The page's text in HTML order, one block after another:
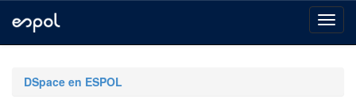
navigationDSpace en ESPOL